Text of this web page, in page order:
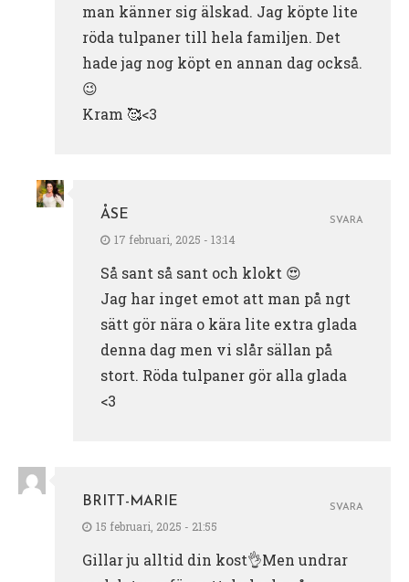
man känner sig älskad. Jag köpte lite
röda tulpaner till hela familjen. Det
hade jag nog köpt en annan dag också.
😉
Kram 🥰<3
ÅSE
17 februari, 2025 - 13:14
Så sant så sant och klokt 😍
Jag har inget emot att man på ngt
sätt gör nära o kära lite extra glada
denna dag men vi slår sällan på
stort. Röda tulpaner gör alla glada
<3
SVARA
BRITT-MARIE
15 februari, 2025 - 21:55
Gillar ju alltid din kost👌Men undrar
SVARA